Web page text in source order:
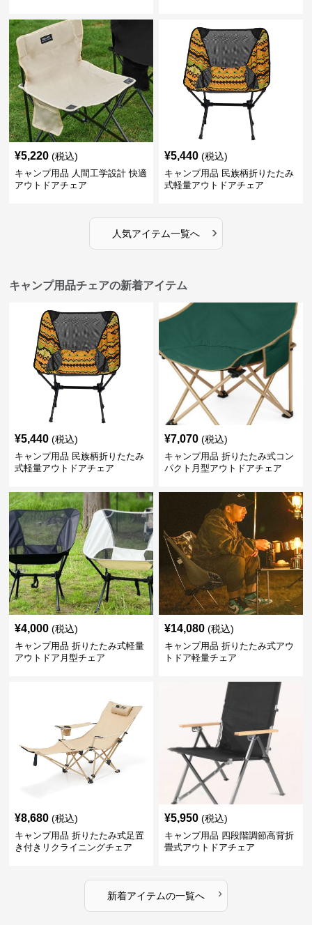
¥5,220 (税込)
キャンプ用品 人間工学設計 快適
アウトドアチェア
¥5,440 (税込)
キャンプ用品 民族柄折りたたみ
式軽量アウトドアチェア
人気アイテム一覧へ ›
キャンプ用品チェアの新着アイテム
¥5,440 (税込)
キャンプ用品 民族柄折りたたみ
式軽量アウトドアチェア
¥7,070 (税込)
キャンプ用品 折りたたみ式コン
パクト月型アウトドアチェア
¥4,000 (税込)
キャンプ用品 折りたたみ式軽量
アウトドア月型チェア
¥14,080 (税込)
キャンプ用品 折りたたみ式アウ
トドア軽量チェア
¥8,680 (税込)
キャンプ用品 折りたたみ式足置
き付きリクライニングチェア
¥5,950 (税込)
キャンプ用品 四段階調節高背折
畳式アウトドアチェア
新着アイテムの一覧へ ›